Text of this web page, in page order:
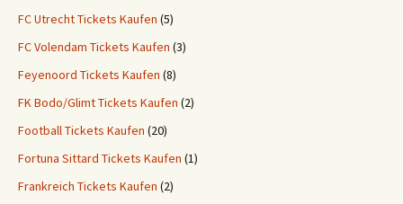
FC Utrecht Tickets Kaufen (5)
FC Volendam Tickets Kaufen (3)
Feyenoord Tickets Kaufen (8)
FK Bodo/Glimt Tickets Kaufen (2)
Football Tickets Kaufen (20)
Fortuna Sittard Tickets Kaufen (1)
Frankreich Tickets Kaufen (2)